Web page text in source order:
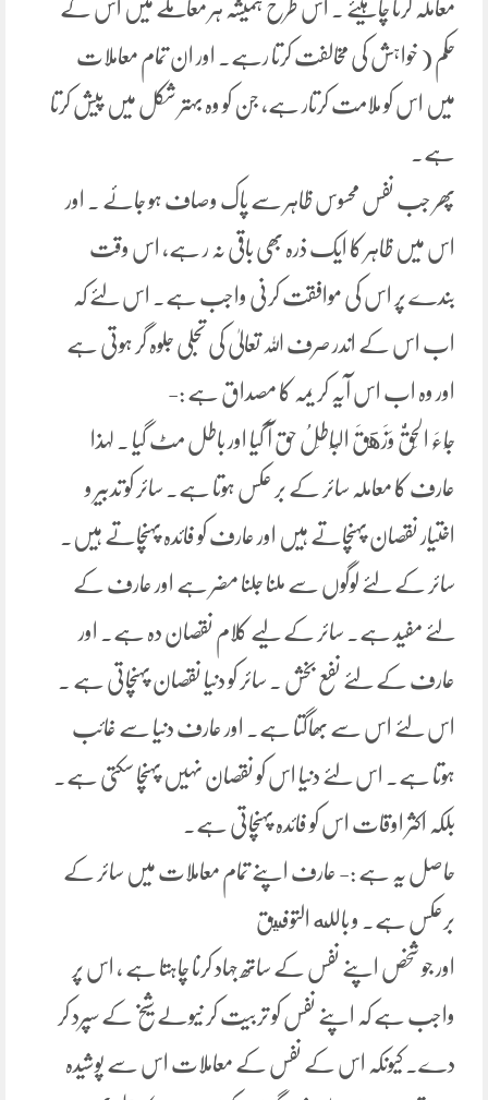
معاملہ کرنا چاہیئے ۔ اس طرح ہمیشہ ہر معاملے میں اس کے
حکم ( خواہش کی مخالفت کرتا رہے۔ اور ان تمام معاملات
میں اس کو ملامت کرتار ہے، جن کو وہ بہتر شکل میں پیش کرتا
ہے۔
پھر جب نفس محسوس ظاہر سے پاک وصاف ہو جائے ۔ اور
اس میں ظاہر کا ایک ذرہ بھی باقی نہ ر ہے، اس وقت
بندے پر اس کی موافقت کرنی واجب ہے۔ اس لئے کہ
اب اس کے اندر صرف اللہ تعالیٰ کی تجلی جلوہ گر ہوتی ہے
اور وہ اب اس آیہ کر یمہ کا مصداق ہے :-
جَاءَ الْحَقُّ وَزَهَقَ الْبَاطِلُ حق آ گیا اور باطل مٹ گیا ۔ لہذا
عارف کا معاملہ سائر کے بر عکس ہوتا ہے۔ سائر کو تدبیر و
اختیار نقصان پہنچاتے ہیں اور عارف کو فائدہ پہنچاتے ہیں۔
سائر کے لئے لوگوں سے ملنا جلنا مضر ہے اور عارف کے
لئے مفید ہے۔ سائر کے لیے کلام نقصان دہ ہے۔ اور
عارف کے لئے نفع بخش ۔ سائر کو دنیا نقصان پہنچاتی ہے ۔
اس لئے اس سے بھاگتا ہے۔ اور عارف دنیا سے غائب
ہوتا ہے۔ اس لئے دنیا اس کو نقصان نہیں پہنچا سکتی ہے۔
بلکہ اکثر اوقات اس کو فائدہ پہنچاتی ہے۔
حاصل یہ ہے :- عارف اپنے تمام معاملات میں سائر کے
برعکس ہے۔ و بالله التوفيق
اور جو شخص اپنے نفس کے ساتھ جہاد کرنا چاہتا ہے ، اس پر
واجب ہے کہ اپنے نفس کو تربیت کر نیولے شیخ کے سپرد کر
دے۔ کیونکہ اس کے نفس کے معاملات اس سے پوشیدہ